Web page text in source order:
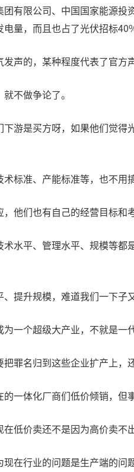
有限公司、中国国家能源
量，而且也占了光伏招标
声的，某种程度代表了官方
不做争论了。
游是买方呀，如果他们觉
标准、产能标准等，也不
他们也有自己的经营目标和
水平、管理水平、规模等
提升规模，难道我们一下子
一个超级大产业，不就是一
罪名归到这些企业扩产上，
一体化厂商们低价倾销，但
低价卖还不是因为高价卖不
在行业的问题是生产端的